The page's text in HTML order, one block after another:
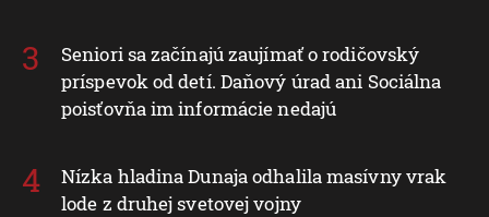
Seniori sa začínajú zaujímať o rodičovský
príspevok od detí. Daňový úrad ani Sociálna
poisťovňa im informácie nedajú
Nízka hladina Dunaja odhalila masívny vrak
lode z druhej svetovej vojny